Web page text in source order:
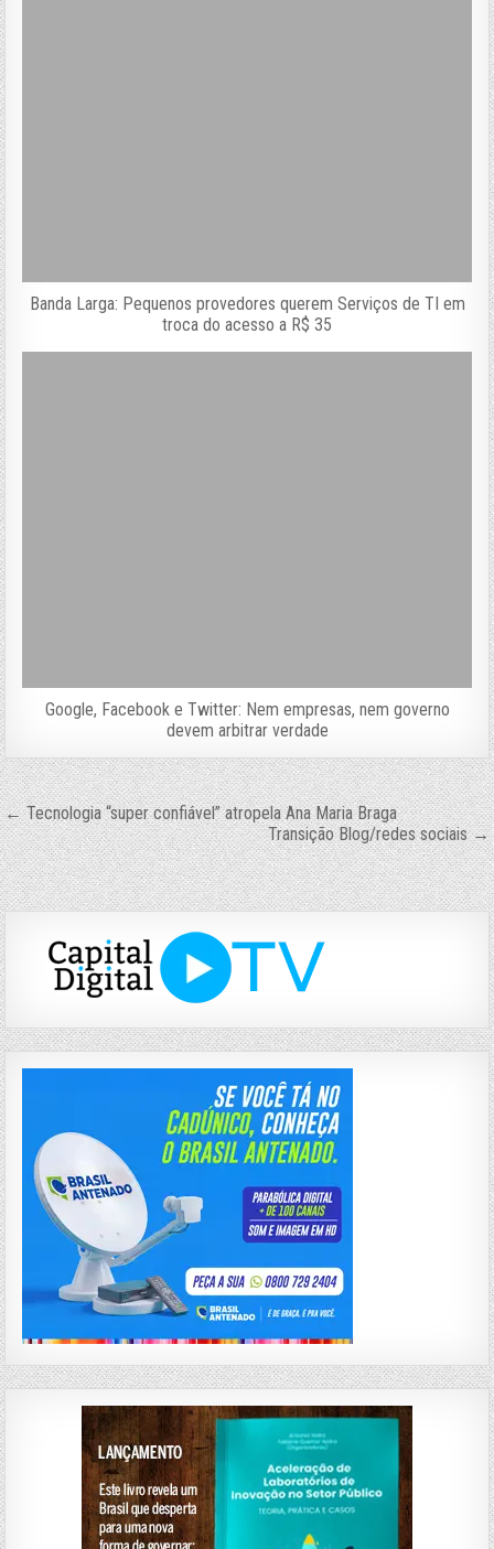
Banda Larga: Pequenos provedores querem Serviços de TI em
troca do acesso a R$ 35
Google, Facebook e Twitter: Nem empresas, nem governo
devem arbitrar verdade
Navegação
de
Post
← Tecnologia “super confiável” atropela Ana Maria Braga
Transição Blog/redes sociais →